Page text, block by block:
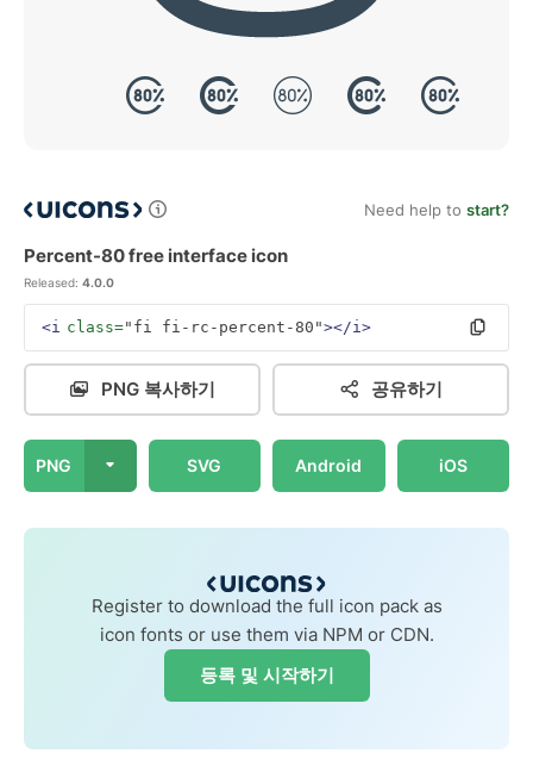
Need help to start?
Percent-80 free interface icon
Released: 4.0.0
<i class="fi fi-rc-percent-80"></i>
PNG 복사하기 공유하기
PNG SVG Android iOS
Register to download the full icon pack as
icon fonts or use them via NPM or CDN.
등록 및 시작하기